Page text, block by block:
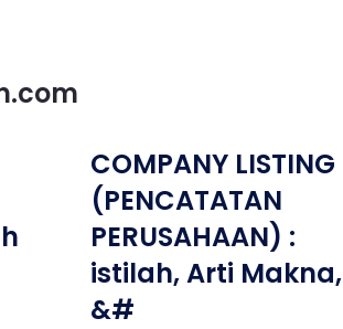
COMPANY LISTING
(PENCATATAN
PERUSAHAAN) :
istilah, Arti Makna,
&#